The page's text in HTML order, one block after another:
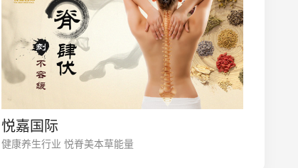
悦嘉国际
健康养生行业 悦脊美本草能量